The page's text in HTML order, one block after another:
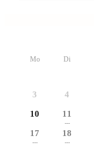
Mo Di
3 4
10 11
---
17
---
18
---